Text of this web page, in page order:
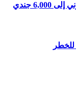
جندي